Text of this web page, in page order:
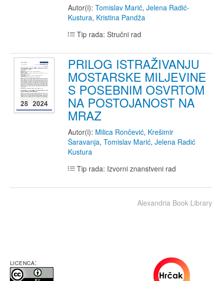
Autor(i): Tomislav Marić, Jelena Radić-
Kustura, Kristina Pandža
Tip rada: Stručni rad
PRILOG ISTRAŽIVANJU
MOSTARSKE MILJEVINE
S POSEBNIM OSVRTOM
NA POSTOJANOST NA
MRAZ
Autor(i): Milica Rončević, Krešimir
Šaravanja, Tomislav Marić, Jelena Radić
Kustura
Tip rada: Izvorni znanstveni rad
Alexandria Book Library
LICENCA: